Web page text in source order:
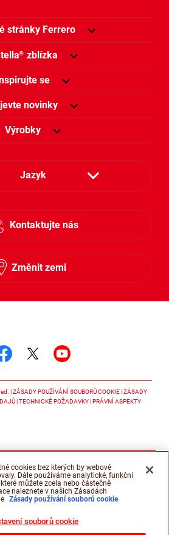
stránky Ferrero
® zblízka
se
novinky
Výrobky
Jazyk
Česky
Kontaktujte nás
Změnit zemi
ZÁSADY POUŽÍVÁNÍ SOUBORŮ COOKIE ZÁSADY
TECHNICKÉ POŽADAVKY PRÁVNÍ ASPEKTY
cookies bez kterých by webové
Dále používáme analytické, funkční
můžete zcela nebo částečně
naleznete v našich Zásadách
Zásady používání souborů cookie
souborů cookie